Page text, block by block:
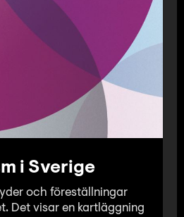
i Sverige
och föreställningar
Det visar en kartläggning